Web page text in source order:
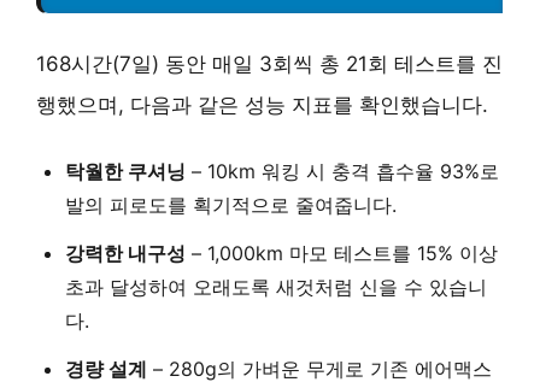
168시간(7일) 동안 매일 3회씩 총 21회 테스트를 진
행했으며, 다음과 같은 성능 지표를 확인했습니다.
탁월한 쿠셔닝 – 10km 워킹 시 충격 흡수율 93% 로
발의 피로도를 획기적으로 줄여줍니다.
강력한 내구성 – 1,000km 마모 테스트를 15% 이상
초과 달성하여 오래도록 새것처럼 신을 수 있습니
다.
경량 설계 – 280g의 가벼운 무게 로 기존 에어맥스